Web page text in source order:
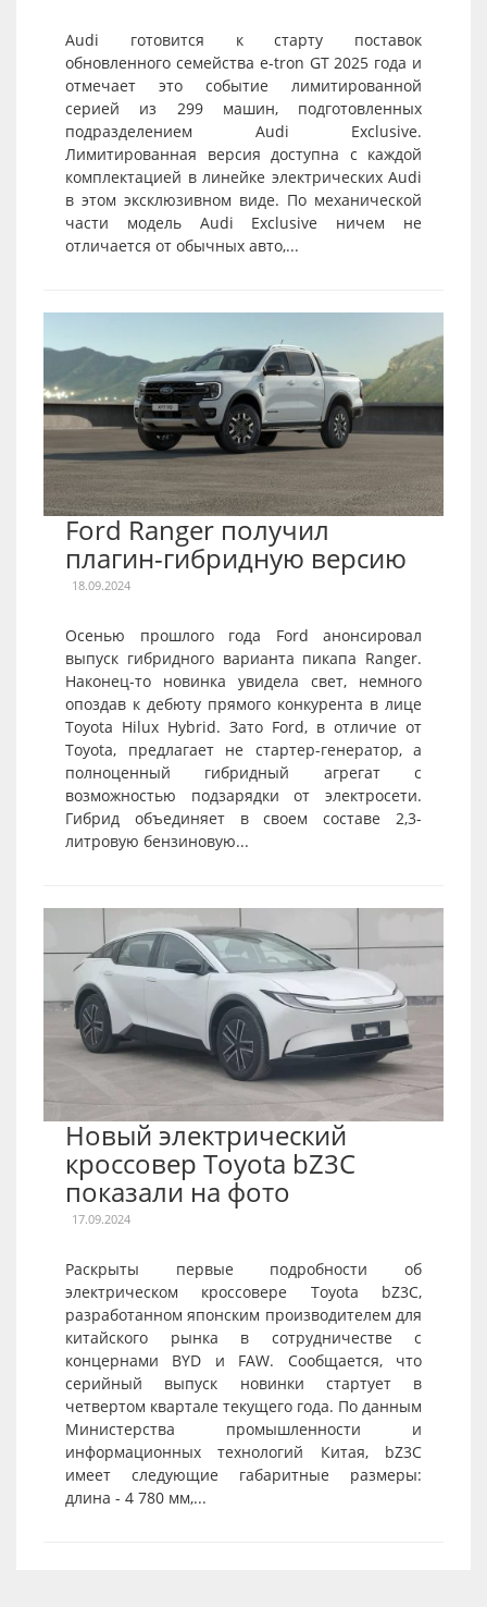
Audi готовится к старту поставок
обновленного семейства e-tron GT 2025 года и
отмечает это событие лимитированной
серией из 299 машин, подготовленных
подразделением Audi Exclusive.
Лимитированная версия доступна с каждой
комплектацией в линейке электрических Audi
в этом эксклюзивном виде. По механической
части модель Audi Exclusive ничем не
отличается от обычных авто,...
Ford Ranger получил
плагин-гибридную версию
18.09.2024
Осенью прошлого года Ford анонсировал
выпуск гибридного варианта пикапа Ranger.
Наконец-то новинка увидела свет, немного
опоздав к дебюту прямого конкурента в лице
Toyota Hilux Hybrid. Зато Ford, в отличие от
Toyota, предлагает не стартер-генератор, а
полноценный гибридный агрегат с
возможностью подзарядки от электросети.
Гибрид объединяет в своем составе 2,3-
литровую бензиновую...
Новый электрический
кроссовер Toyota bZ3C
показали на фото
17.09.2024
Раскрыты первые подробности об
электрическом кроссовере Toyota bZ3C,
разработанном японским производителем для
китайского рынка в сотрудничестве с
концернами BYD и FAW. Сообщается, что
серийный выпуск новинки стартует в
четвертом квартале текущего года. По данным
Министерства промышленности и
информационных технологий Китая, bZ3C
имеет следующие габаритные размеры:
длина - 4 780 мм,...